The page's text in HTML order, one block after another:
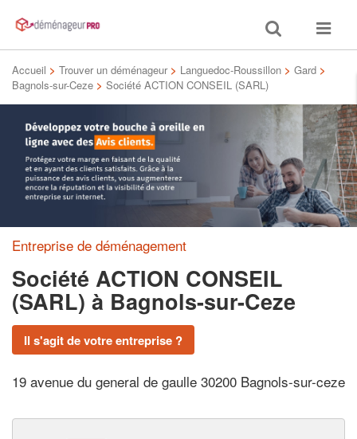
Toggle
search
Toggle
Accueil > Trouver un déménageur > Languedoc-Roussillon > Gard >
Bagnols-sur-Ceze > Société ACTION CONSEIL (SARL)
Entreprise de déménagement
Société ACTION CONSEIL
(SARL) à Bagnols-sur-Ceze
Il s'agit de votre entreprise ?
19 avenue du general de gaulle 30200 Bagnols-sur-ceze